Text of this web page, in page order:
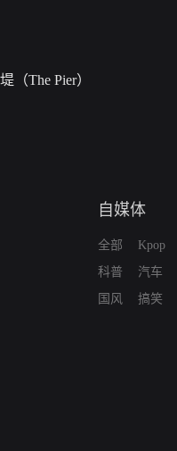
堤（The Pier）
自媒体
全部
科普
国风
Kpop
汽车
搞笑